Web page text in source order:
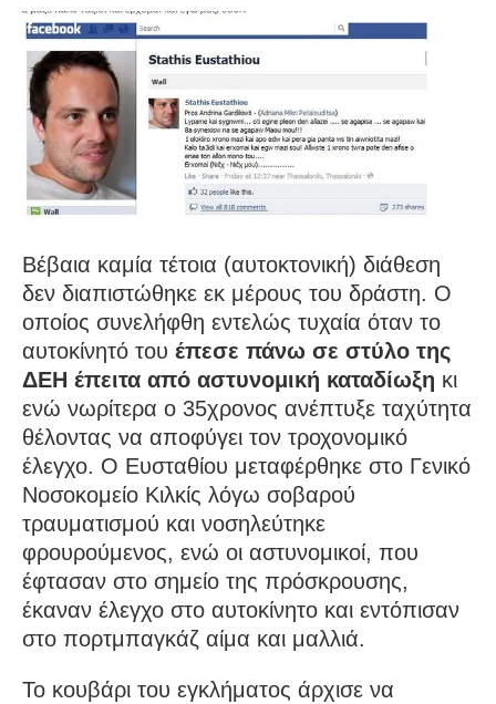
Βέβαια καμία τέτοια (αυτοκτονική) διάθεση
δεν διαπιστώθηκε εκ μέρους του δράστη. Ο
οποίος συνελήφθη εντελώς τυχαία όταν το
αυτοκίνητό του έπεσε πάνω σε στύλο της
ΔΕΗ έπειτα από αστυνομική καταδίωξη κι
ενώ νωρίτερα ο 35χρονος ανέπτυξε ταχύτητα
θέλοντας να αποφύγει τον τροχονομικό
έλεγχο. Ο Ευσταθίου μεταφέρθηκε στο Γενικό
Νοσοκομείο Κιλκίς λόγω σοβαρού
τραυματισμού και νοσηλεύτηκε
φρουρούμενος, ενώ οι αστυνομικοί, που
έφτασαν στο σημείο της πρόσκρουσης,
έκαναν έλεγχο στο αυτοκίνητο και εντόπισαν
στο πορτμπαγκάζ αίμα και μαλλιά.
Το κουβάρι του εγκλήματος άρχισε να